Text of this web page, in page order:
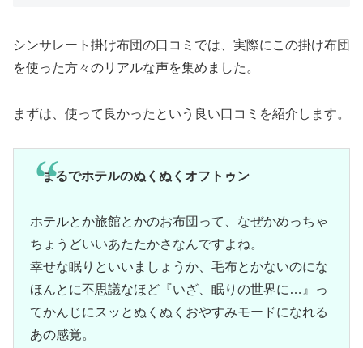
シンサレート掛け布団の口コミでは、実際にこの掛け布団
を使った方々のリアルな声を集めました。
まずは、使って良かったという良い口コミを紹介します。
まるでホテルのぬくぬくオフトゥン
ホテルとか旅館とかのお布団って、なぜかめっちゃ
ちょうどいいあたたかさなんですよね。
幸せな眠りといいましょうか、毛布とかないのにな
ほんとに不思議なほど『いざ、眠りの世界に…』っ
てかんじにスッとぬくぬくおやすみモードになれる
あの感覚。